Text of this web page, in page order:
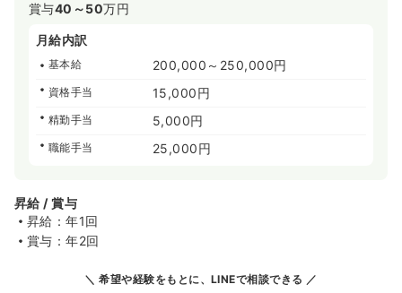
賞与40～50万円
月給内訳
基本給 200,000～250,000円
資格手当 15,000円
精勤手当 5,000円
職能手当 25,000円
昇給 / 賞与
昇給：年1回
賞与：年2回
希望や経験をもとに、LINEで相談できる